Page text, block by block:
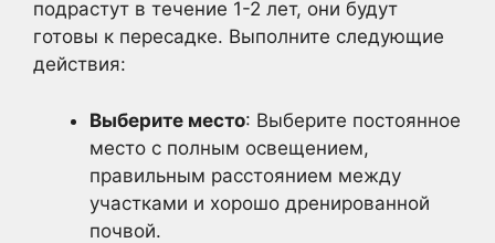
подрастут в течение 1-2 лет, они будут
готовы к пересадке. Выполните следующие
действия:
Выберите место: Выберите постоянное
место с полным освещением,
правильным расстоянием между
участками и хорошо дренированной
почвой.